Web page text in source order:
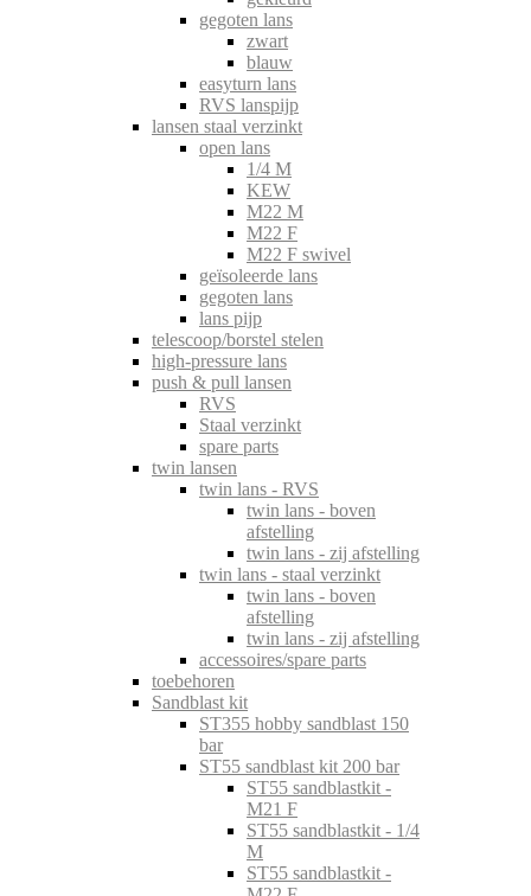
gegoten lans
zwart
blauw
easyturn lans
RVS lanspijp
lansen staal verzinkt
open lans
1/4 M
KEW
M22 M
M22 F
M22 F swivel
geïsoleerde lans
gegoten lans
lans pijp
telescoop/borstel stelen
high-pressure lans
push & pull lansen
RVS
Staal verzinkt
spare parts
twin lansen
twin lans - RVS
twin lans - boven
afstelling
twin lans - zij afstelling
twin lans - staal verzinkt
twin lans - boven
afstelling
twin lans - zij afstelling
accessoires/spare parts
toebehoren
Sandblast kit
ST355 hobby sandblast 150
bar
ST55 sandblast kit 200 bar
ST55 sandblastkit -
M21 F
ST55 sandblastkit - 1/4
M
ST55 sandblastkit -